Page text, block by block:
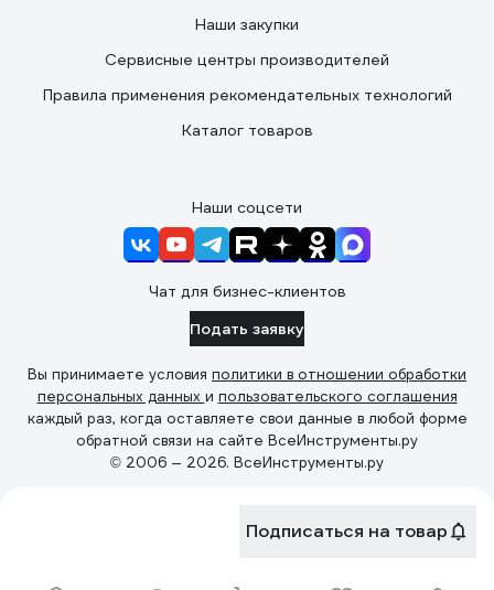
Подписаться на товар
Наши закупки
Сервисные центры производителей
Правила применения рекомендательных технологий
Каталог товаров
Наши соцсети
Чат для бизнес-клиентов
Подать заявку
Вы принимаете условия политики в отношении обработки
персональных данных и пользовательского соглашения
каждый раз, когда оставляете свои данные в любой форме
обратной связи на сайте ВсеИнструменты.ру
© 2006 — 2026. ВсеИнструменты.ру